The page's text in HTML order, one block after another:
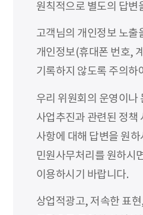
원칙적으로 별도의 답변
고객님의 개인정보 노출
개인정보(휴대폰 번호,
기록하지 않도록 주의하
우리 위원회의 운영이나
사업추진과 관련된 정책
사항에 대해 답변을 원
민원사무처리를 원하시
이용하시기 바랍니다.
상업적광고, 저속한 표